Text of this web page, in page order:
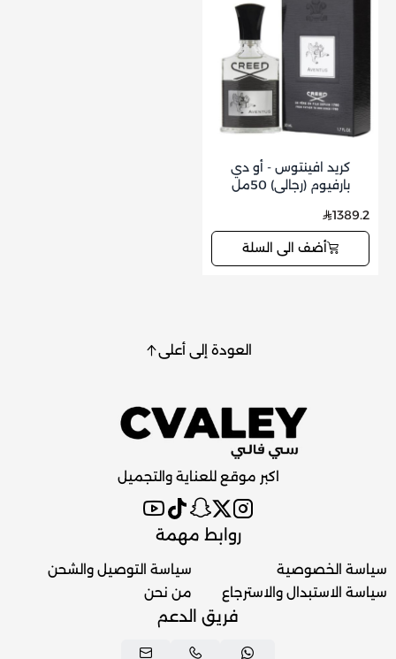
كريد افينتوس - أو دي
بارفيوم (رجالي) 50مل
1389.2
أضف الى السلة
العودة إلى أعلى
اكبر موقع للعناية والتجميل
روابط مهمة
سياسة الخصوصية
سياسة الاستبدال والاسترجاع
سياسة التوصيل والشحن
من نحن
فريق الدعم